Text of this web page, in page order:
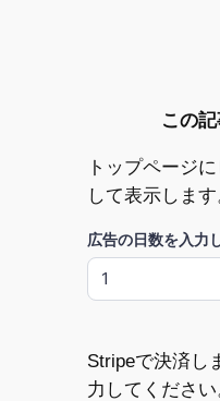
この
トップページ
して表示します
広告の日数を入力
Stripeで決済し
力してください